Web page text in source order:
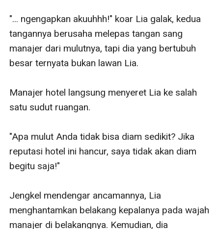
"... ngengapkan akuuhhh!" koar Lia galak, kedua
tangannya berusaha melepas tangan sang
manajer dari mulutnya, tapi dia yang bertubuh
besar ternyata bukan lawan Lia.
Manajer hotel langsung menyeret Lia ke salah
satu sudut ruangan.
"Apa mulut Anda tidak bisa diam sedikit? Jika
reputasi hotel ini hancur, saya tidak akan diam
begitu saja!"
Jengkel mendengar ancamannya, Lia
menghantamkan belakang kepalanya pada wajah
manajer di belakangnya. Kemudian, dia